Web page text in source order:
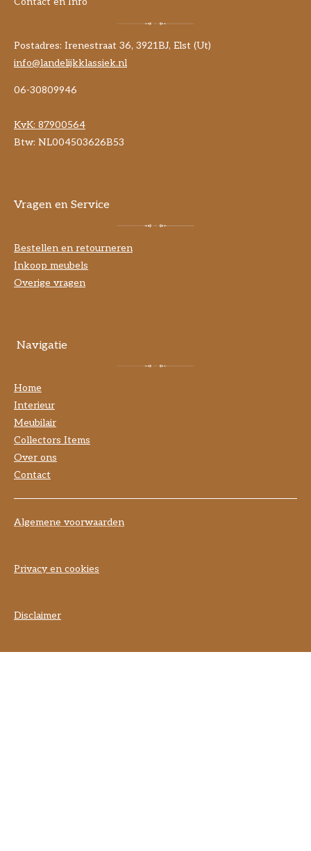
Postadres: Irenestraat 36, 3921BJ, Elst (Ut)
info@landelijkklassiek.nl
06-30809946
KvK: 87900564
Btw: NL004503626B53
Vragen en Service
Bestellen en retourneren
Inkoop meubels
Overige vragen
Navigatie
Home
Interieur
Meubilair
Collectors Items
Over ons
Contact
Algemene voorwaarden
Privacy en cookies
Disclaimer